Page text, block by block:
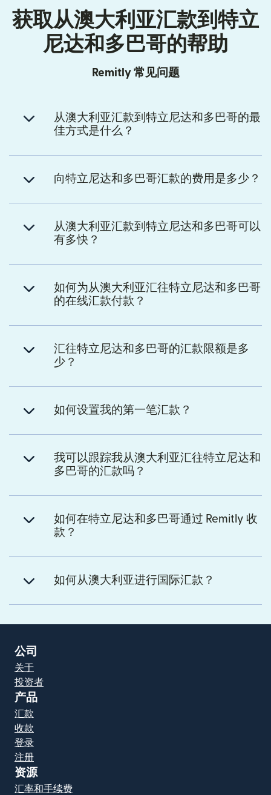
获取从澳大利亚汇款到特立
尼达和多巴哥的帮助
Remitly 常见问题
从澳大利亚汇款到特立尼达和多巴哥的最
佳方式是什么？
向特立尼达和多巴哥汇款的费用是多少？
从澳大利亚汇款到特立尼达和多巴哥可以
有多快？
如何为从澳大利亚汇往特立尼达和多巴哥
的在线汇款付款？
汇往特立尼达和多巴哥的汇款限额是多
少？
如何设置我的第一笔汇款？
我可以跟踪我从澳大利亚汇往特立尼达和
多巴哥的汇款吗？
如何在特立尼达和多巴哥通过 Remitly 收
款？
如何从澳大利亚进行国际汇款？
公司
关于
投资者
产品
汇款
收款
登录
注册
资源
汇率和手续费